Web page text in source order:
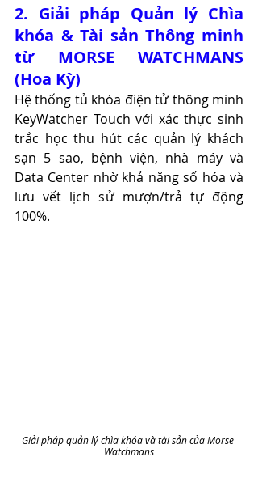
2. Giải pháp Quản lý Chìa
khóa & Tài sản Thông minh
từ MORSE WATCHMANS
(Hoa Kỳ)
Hệ thống tủ khóa điện tử thông minh
KeyWatcher Touch với xác thực sinh
trắc học thu hút các quản lý khách
sạn 5 sao, bệnh viện, nhà máy và
Data Center nhờ khả năng số hóa và
lưu vết lịch sử mượn/trả tự động
100%.
Giải pháp quản lý chìa khóa và tài sản của Morse
Watchmans